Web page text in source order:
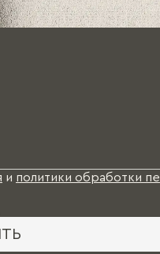
и политики обработки